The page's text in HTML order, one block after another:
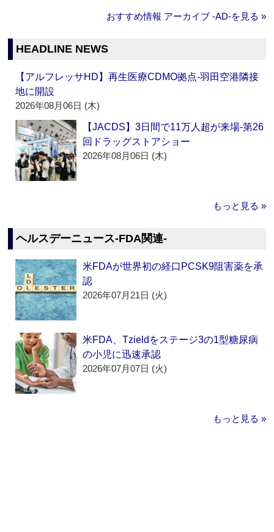
おすすめ情報 アーカイブ ‐AD‐を見る »
HEADLINE NEWS
【アルフレッサHD】再生医療CDMO拠点‐羽田空港隣接
地に開設
2026年08月06日 (木)
【JACDS】3日間で11万人超が来場‐第26
回ドラッグストアショー
2026年08月06日 (木)
もっと見る »
ヘルスデーニュース‐FDA関連‐
米FDAが世界初の経口PCSK9阻害薬を承
認
2026年07月21日 (火)
米FDA、Tzieldをステージ3の1型糖尿病
の小児に迅速承認
2026年07月07日 (火)
もっと見る »